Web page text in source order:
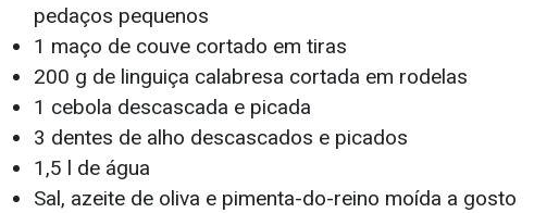
pedaços pequenos
1 maço de couve cortado em tiras
200 g de linguiça calabresa cortada em rodelas
1 cebola descascada e picada
3 dentes de alho descascados e picados
1,5 l de água
Sal, azeite de oliva e pimenta-do-reino moída a gosto